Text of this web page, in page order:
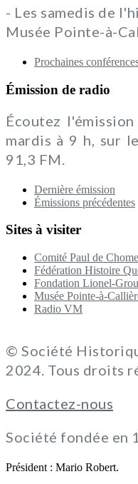
- Les samedis de
Musée Pointe-à-
Prochaines
Émission de radio
Écoutez l'émission
mardis à 9 h, sur
91,3 FM.
Dernière émission
Émissions précédentes
Sites à visiter
Comité Paul de
Fédération Histoire
Fondation Lionel-
Musée Pointe-à-
Radio VM
© Société
2024. Tous droits
Contactez-nous
Société fondée en
Président : Mario Robert.